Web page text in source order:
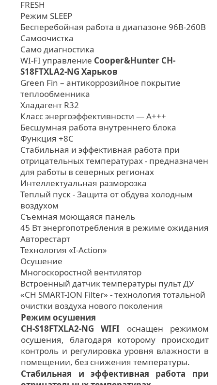
FRESH
Режим SLЕЕР
Бесперебойная работа в диапазоне 96В-260В
Самоочистка
Само диагностика
WI-FI управление Cooper&Hunter CH-
S18FTXLA2-NG Харьков
Green Fin – антикоррозийное покрытие
теплообменника
Хладагент R32
Класс энергоэффективности — А+++
Бесшумная работа внутреннего блока
Функция +8С
Стабильная и эффективная работа при
отрицательных температурах - предназначен
для работы в северных регионах
Интеллектуальная разморозка
Теплый пуск - Защита от обдува холодным
воздухом
Съемная моющаяся панель
45 Вт энергопотребления в режиме ожидания
Авторестарт
Технология «I-Action»
Осушение
Многоскоростной вентилятор
Встроенный датчик температуры пульт ДУ
«CH SMART-ION Filter» - технология тотальной
очистки воздуха нового поколения
Режим осушения
CH-S18FTXLA2-NG WIFI оснащен режимом
осушения, благодаря которому происходит
контроль и регулировка уровня влажности в
помещении, без снижения температуры.
Стабильная и эффективная работа при